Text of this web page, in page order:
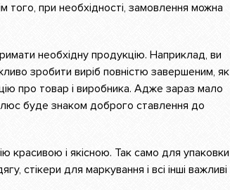
при необхідності, замовлення можна
необхідну продукцію. Наприклад, ви
зробити виріб повністю завершеним, як
про товар і виробника. Адже зараз мало
буде знаком доброго ставлення до
і якісною. Так само для упаковки
стікери для маркування і всі інші важливі